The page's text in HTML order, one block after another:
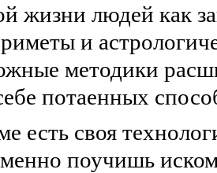
жизни людей как
и
методики
потаенных
есть своя
поучишь